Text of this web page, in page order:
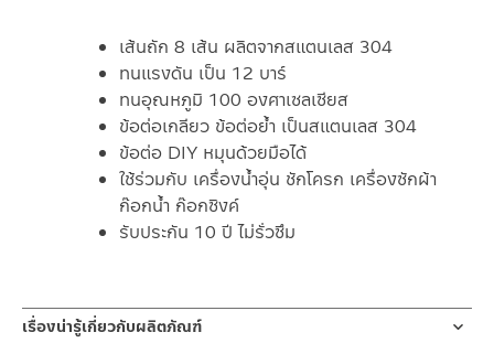
เส้นถัก 8 เส้น ผลิตจากสแตนเลส 304
ทนแรงดัน เป็น 12 บาร์
ทนอุณหภูมิ 100 องศาเซลเซียส
ข้อต่อเกลียว ข้อต่อย้ำ เป็นสแตนเลส 304
ข้อต่อ DIY หมุนด้วยมือได้
ใช้ร่วมกับ เครื่องน้ำอุ่น ชักโครก เครื่องซักผ้า
ก๊อกน้ำ ก๊อกซิงค์
รับประกัน 10 ปี ไม่รั่วซึม
เรื่องน่ารู้เกี่ยวกับผลิตภัณฑ์